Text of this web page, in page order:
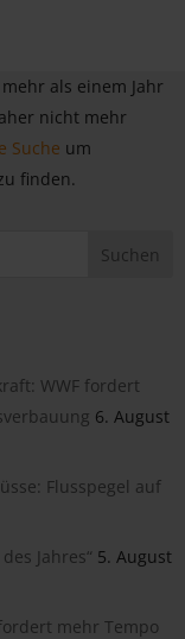
als einem Jahr
nicht mehr
Suche um
finden.
WWF fordert
6. August
Flusspegel auf
Jahres“ 5. August
mehr Tempo